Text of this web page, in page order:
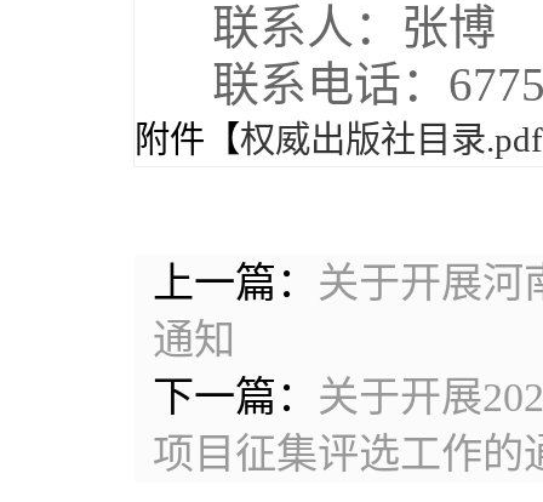
联系人：张博
联系电话：
附件【权威出版社目录.pdf
上一篇： 关于开展河
通知
下一篇： 关于开展
项目征集评选工作的